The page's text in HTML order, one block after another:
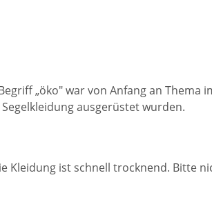
„öko" war von Anfang an Thema
ausgerüstet wurden.
Kleidung ist schnell trocknend. Bitte